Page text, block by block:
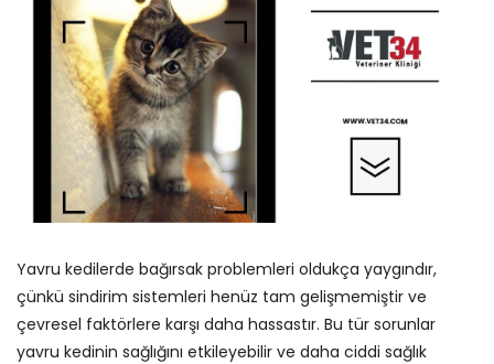
Yavru kedilerde bağırsak problemleri oldukça yaygındır,
çünkü sindirim sistemleri henüz tam gelişmemiştir ve
çevresel faktörlere karşı daha hassastır. Bu tür sorunlar
yavru kedinin sağlığını etkileyebilir ve daha ciddi sağlık